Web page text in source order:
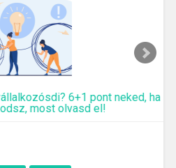
6+1 pont neked, ha
most olvasd el!